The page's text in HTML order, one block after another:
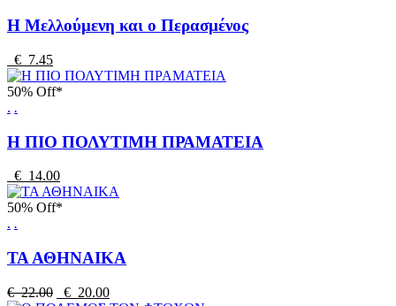
Η Μελλούμενη και ο Περασμένος
€ 7.45
50% Off*
. .
Η ΠΙΟ ΠΟΛΥΤΙΜΗ ΠΡΑΜΑΤΕΙΑ
€ 14.00
50% Off*
. .
ΤΑ ΑΘΗΝΑΙΚΑ
€ 22.00 € 20.00